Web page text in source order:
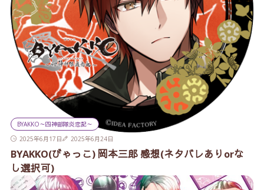
BYAKKO～四神部隊炎恋記～
2025年6月17日
2025年6月24日
BYAKKO(びゃっこ) 岡本三郎 感想(ネタバレありorな
し選択可)